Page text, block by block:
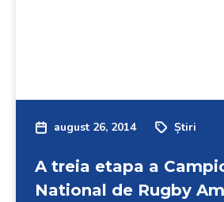
august 26, 2014 Știri
A treia etapa a
National de Rugby